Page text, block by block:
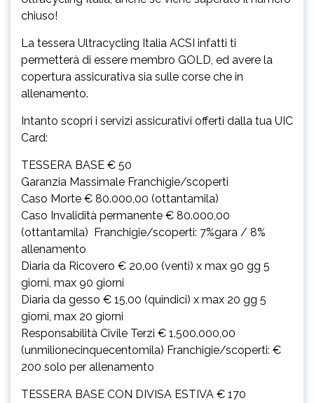
chiuso!
La tessera Ultracycling Italia ACSI infatti ti
permetterà di essere membro GOLD, ed avere la
copertura assicurativa sia sulle corse che in
allenamento.
Intanto scopri i servizi assicurativi offerti dalla tua UIC
Card:
TESSERA BASE € 50
Garanzia Massimale Franchigie/scoperti
Caso Morte € 80.000,00 (ottantamila)
Caso Invalidità permanente € 80.000,00
(ottantamila) Franchigie/scoperti: 7%gara / 8%
allenamento
Diaria da Ricovero € 20,00 (venti) x max 90 gg 5
giorni, max 90 giorni
Diaria da gesso € 15,00 (quindici) x max 20 gg 5
giorni, max 20 giorni
Responsabilità Civile Terzi € 1.500.000,00
(unmilionecinquecentomila) Franchigie/scoperti: €
200 solo per allenamento
TESSERA BASE CON DIVISA ESTIVA € 170